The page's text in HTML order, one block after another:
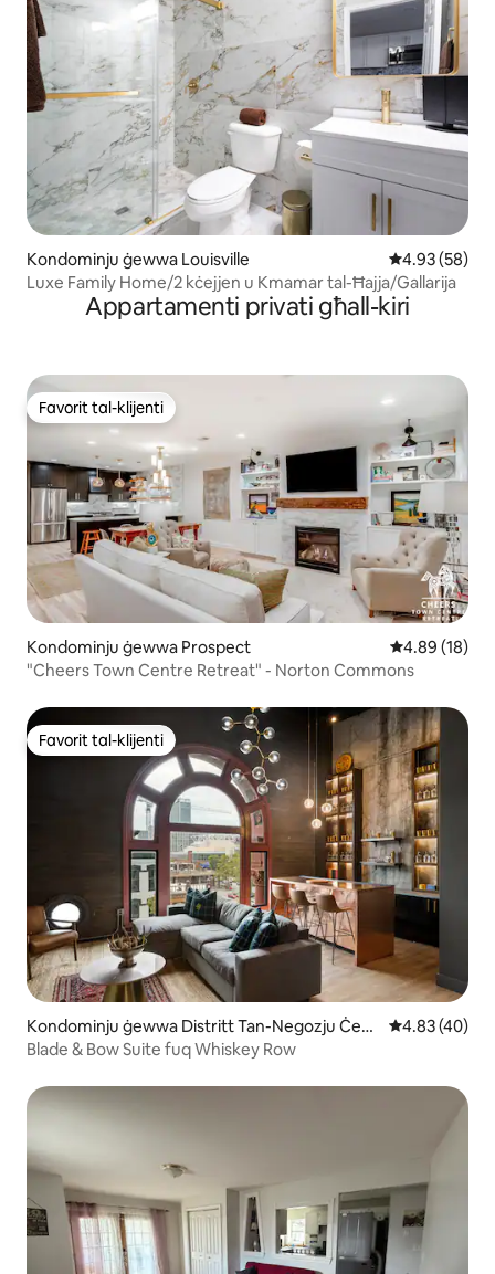
Kondominju ġewwa Louisville Rating medju
4.93 (58)
Luxe Family Home/2 kċejjen u Kmamar tal-Ħajja/Gallarija
Appartamenti privati għall-kiri
Favorit tal-klijenti
Favorit tal-klijenti
Kondominju ġewwa Prospect Rating
4.89 (18)
"Cheers Town Centre Retreat" - Norton Commons
Favorit tal-klijenti
Favorit tal-klijenti
Kondominju ġewwa Distritt Tan-Negozju Ċent
rali
Rating
4.83 (40)
Blade & Bow Suite fuq Whiskey Row